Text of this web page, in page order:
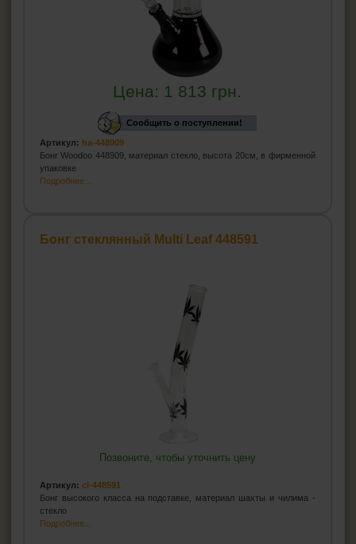
Цена: 1 813 грн.
Сообщить о поступлении!
Артикул: ha-448909
Бонг Woodoo 448909, материал стекло, высота 20см, в фирменной
упаковке
Подробнее...
Бонг стеклянный Multi Leaf 448591
Позвоните, чтобы уточнить цену
Артикул: cl-448591
Бонг высокого класса на подставке, материал шахты и чилима -
стекло
Подробнее...